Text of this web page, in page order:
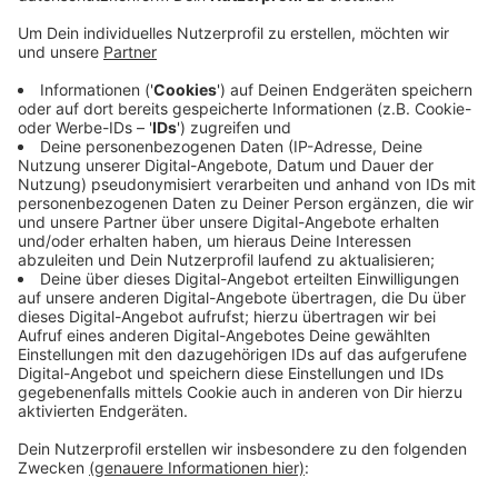
Veröffentlicht:Montag, 23.09.2019 05:17
Anzeige
In der zweiten Hälfte spielte das Team dann aber viel
zu mutlos und kassierte in der Schlussviertelstunde
noch zwei Tore. In der Tabelle ist die Fortuna jetzt mit
vier Punkten Zwölfter. Am kommenden Sonntag ist
Freiburg zu Gast in der Arena.
Anzeige